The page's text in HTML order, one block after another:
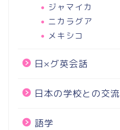
ジャマイカ
ニカラグア
メキシコ
日×グ英会話
日本の学校との交流
語学